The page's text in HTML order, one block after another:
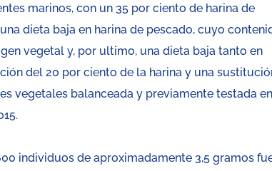
marinos, con un 35 por ciento de harina de
dieta baja en harina de pescado, cuyo
vegetal y, por ultimo, una dieta baja tanto en
del 20 por ciento de la harina y una
vegetales balanceada y previamente testada en
individuos de aproximadamente 3,5 gramos